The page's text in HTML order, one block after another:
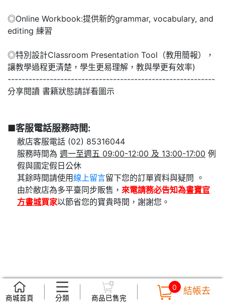
◎Online Workbook:提供新的grammar, vocabulary, and
editing 練習
◎特別設計Classroom Presentation Tool（教用簡報），
讓教學過程更清楚，學生更易理解，教與學更有效率)
-----------------------------------------------------------
分享閱讀 書籍狀態請詳看圖示
■客服電話服務時間:
敝店客服電話 (02) 85316044
服務時間為 週一至週五 09:00-12:00 及 13:00-17:00 例
假與國定假日公休
其餘時間請使用線上留言
留下您的訂單資料與疑問 。
由於敝店為多平臺同步販售， 來電請務必告知為書寶官
方書城買家以節省您的寶貴時間，謝謝您。
商城首頁 分類 商品已售完
0 結帳去